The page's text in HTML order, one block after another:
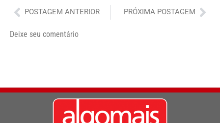
Anterior
POSTAGEM ANTERIOR PRÓXIMA POSTAGEM
Deixe seu comentário